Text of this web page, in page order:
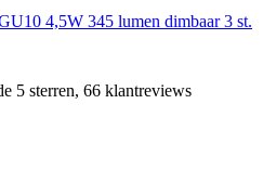
4,5W 345 lumen dimbaar 3 st.
5 sterren, 66 klantreviews